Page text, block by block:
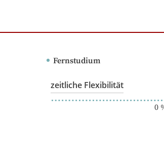
Fernstudium
zeitliche Flexibilität
0